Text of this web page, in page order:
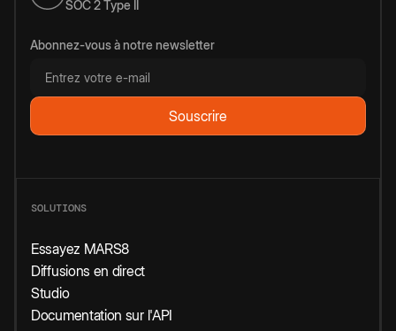
SOC 2 Type II
Abonnez-vous à notre newsletter
SOLUTIONS
Essayez MARS8
Diffusions en direct
Studio
Documentation sur l'API